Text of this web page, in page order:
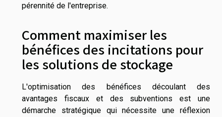
pérennité de l'entreprise.
Comment maximiser les
bénéfices des incitations pour
les solutions de stockage
L'optimisation des bénéfices découlant des
avantages fiscaux et des subventions est une
démarche stratégique qui nécessite une réflexion